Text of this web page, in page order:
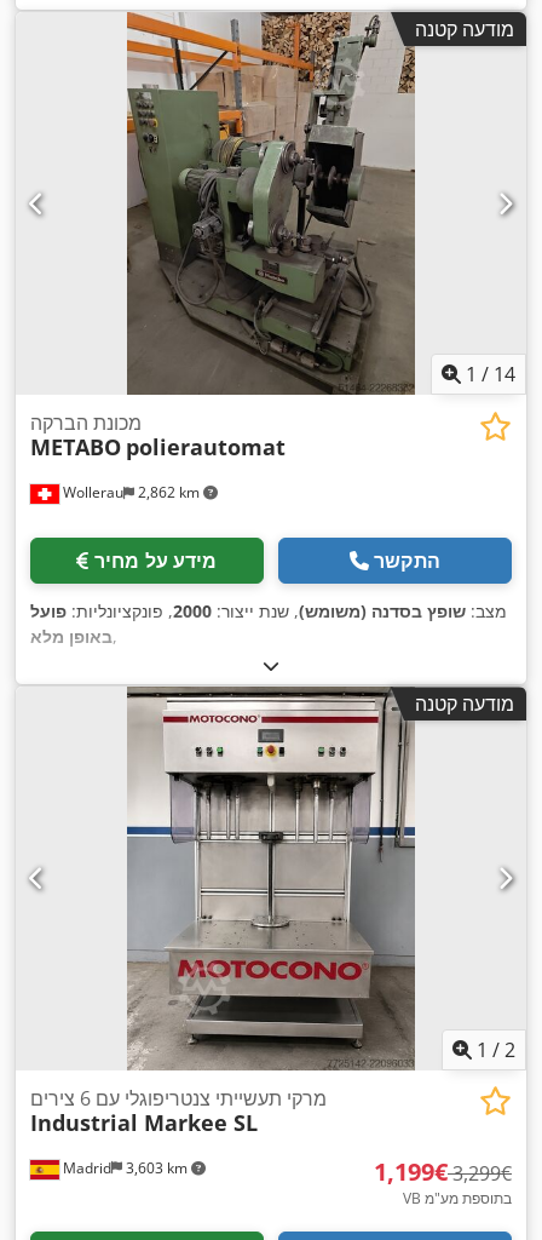
מודעה קטנה
1 / 14
Wollerau 2,862 km
מכונת הברקה
METABO polierautomat
מידע על מחיר התקשר
מצב: שופץ בסדנה (משומש), שנת ייצור: 2000, פונקציונליות: פועל
באופן מלא,
מודעה קטנה
1 /2
Madrid 3,603 km
מרקי תעשייתי צנטריפוגלי עם 6 צירים
Industrial Markee SL
‏1,199 ‏€ ‏3,299 ‏€
VB בתוספת מע"מ